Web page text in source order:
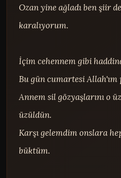
Ozan yine ağladı ben şiir
karalıyorum.
İçim cehennem gibi
Bu gün cumartesi
Annem sil gözyaşlarını o
üzüldün.
Karşı gelemdim onslara
büktüm.